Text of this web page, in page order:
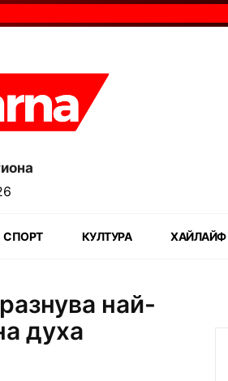
СПОРТ КУЛТУРА ХАЙЛАЙФ
най-
духа